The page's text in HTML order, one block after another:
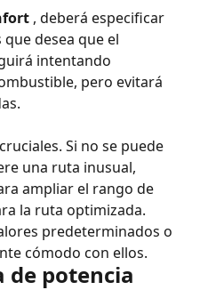
, deberá especificar
desea que el
intentando
pero evitará
Si no se puede
una ruta inusual,
ampliar el rango de
la ruta optimizada.
predeterminados o
cómodo con ellos.
de potencia